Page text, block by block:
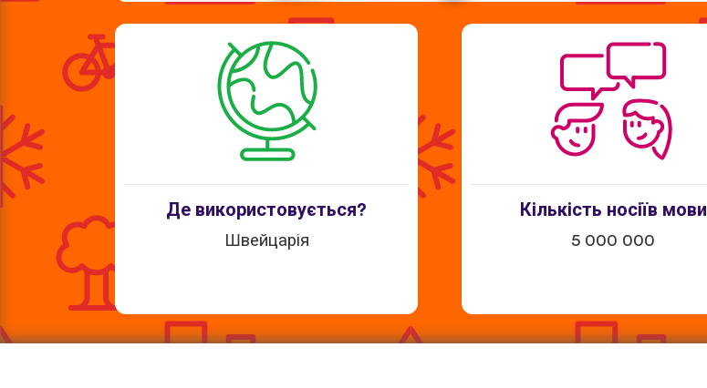
Де використовується?
Швейцарія
Кількість носіїв мови
5 000 000